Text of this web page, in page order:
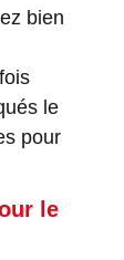
bien
le
pour
le